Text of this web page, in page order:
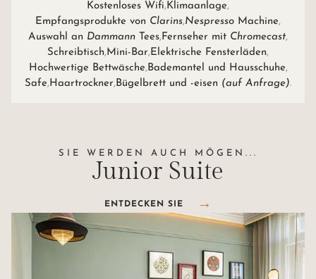
Kostenloses Wifi Klimaanlage
Empfangsprodukte von Clarins Nespresso Machine
Auswahl an Dammann Tees Fernseher mit Chromecast
Schreibtisch Mini-Bar Elektrische Fensterläden
Hochwertige Bettwäsche Bademantel und Hausschuhe
Safe Haartrockner Bügelbrett und -eisen (auf Anfrage)
SIE WERDEN AUCH MÖGEN...
Junior Suite
ENTDECKEN SIE